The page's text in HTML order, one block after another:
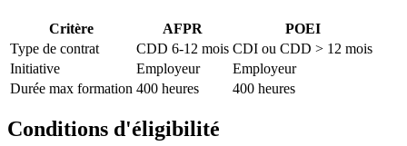
Critère AFPR
POEI
Type de contrat
CDD 6-12 mois CDI ou CDD > 12 mois
Initiative
Employeur
Employeur
Durée max formation 400 heures 400 heures
Conditions d'éligibilité